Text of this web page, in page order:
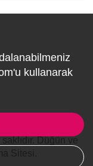
Sitesi.
kullanarak